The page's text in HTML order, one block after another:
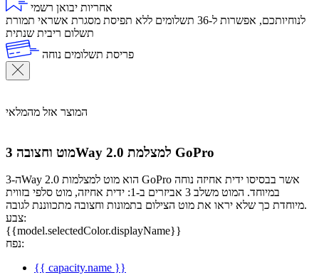
אחריות יבואן רשמי
לנוחיותכם, אפשרות ל-36 תשלומים ללא תפיסת מסגרת אשראי תמורת
תשלום ריבית שנתית
פריסת תשלומים נוחה
המוצר אזל מהמלאי
מוט וחצובה 3Way 2.0 למצלמת GoPro
ה-3Way 2.0 הוא מוט למצלמות GoPro אשר בבסיסו ידית אחיזה נוחה
במיוחד. המוט משלב 3 אביזרים ב-1: ידית אחיזה, מוט סלפי בזווית
מיוחדת כך שלא יראו את מוט הצילום בתמונות וחצובה מתכווננת לגובה.
צבע:
{{model.selectedColor.displayName}}
נפח:
{{ capacity.name }}